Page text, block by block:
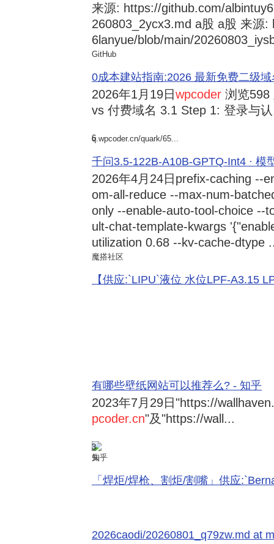
来源: https://github.com/
260803_2ycx3.md a股 a股 来源
6lanyue/blob/main/
GitHub
0成本建站指南:2026 最新免费二级
2026年1月19日wpcoder 浏览598
vs 付费域名 3.1 Step 1: 登录与
6
q.wpcoder.cn/quark/65...
千问3.5-122B-A10B-GPTQ-Int4 · 模
2026年4月24日 prefix-caching --
om-all-reduce --max-num-
only --enable-auto-tool-choice --
ult-chat-template-kwargs
utilization 0.68 --kv-cache-dtype
魔搭社区
【供应:`LIPU`液位 水位LPF-A3.15
有哪些壁纸网站可以推荐么? - 知乎
2023年7月29日 "https://
pcoder.cn"及"https://wall...
3
知乎
「焊炬/焊枪、割炬/割嘴」供应
2026caodi/20260801_q79zw.md at